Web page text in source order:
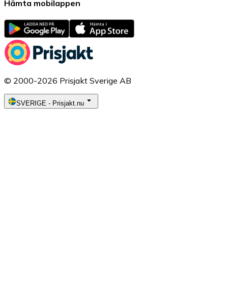
Hämta mobilappen
© 2000-2026 Prisjakt Sverige AB
SVERIGE - Prisjakt.nu